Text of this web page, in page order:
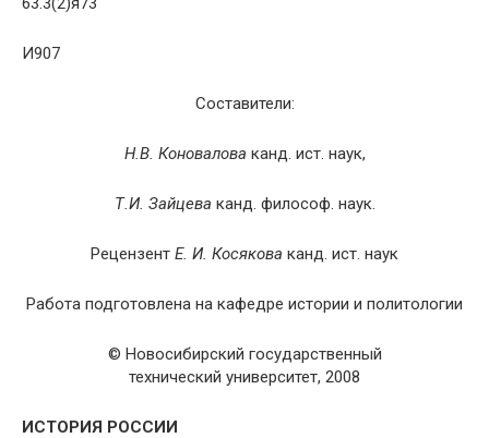
И907
Составители:
Н.В. Коновалова канд. ист. наук,
Т.И. Зайцева канд. философ. наук.
Рецензент Е. И. Косякова канд. ист. наук
Работа подготовлена на кафедре истории и политологии
© Hовосибиpский государственный
технический университет, 2008
ИСТОРИЯ РОССИИ